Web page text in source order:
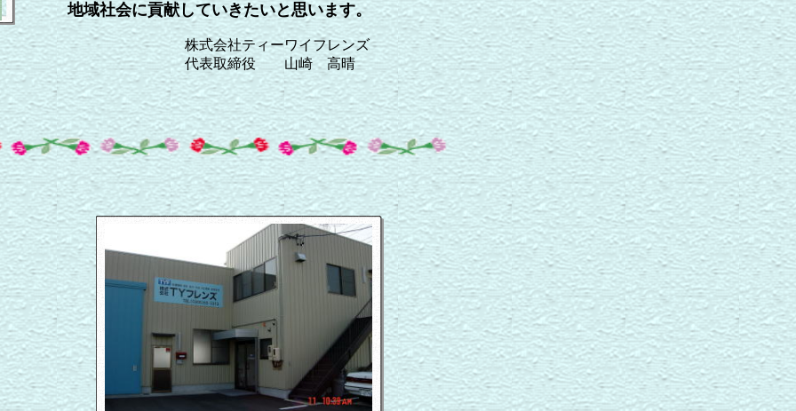
株式会社ティーワイフレンズ
代表取締役 山崎 高晴
地域社会に貢献していきたいと思います。